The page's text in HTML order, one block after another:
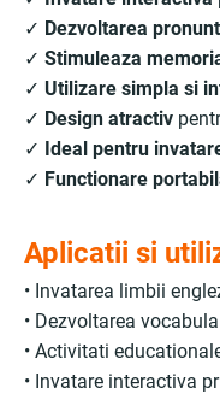
✓ Dezvoltarea
✓ Stimuleaza
✓ Utilizare simpla si
✓ Design atractiv
✓ Ideal pentru
✓ Functionare
Aplicatii si
• Invatarea limbii
• Dezvoltarea
• Activitati
• Invatare interactiva